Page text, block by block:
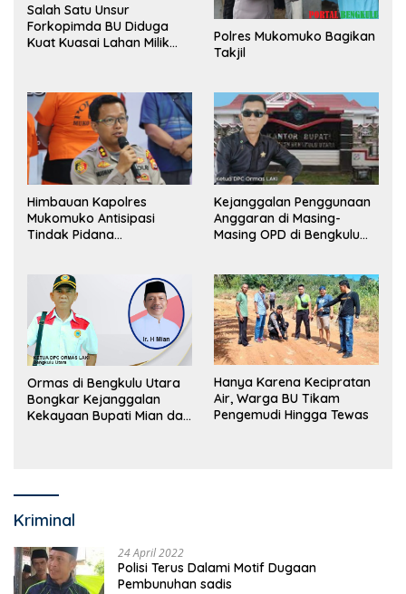
Salah Satu Unsur
Forkopimda BU Diduga
Kuat Kuasai Lahan Milik
Polres Mukomuko Bagikan
Takjil
Himbauan Kapolres
Mukomuko Antisipasi
Tindak Pidana
Kejanggalan Penggunaan
Anggaran di Masing-
Masing OPD di Bengkulu
Ormas di Bengkulu Utara
Bongkar Kejanggalan
Kekayaan Bupati Mian dan
Hanya Karena Kecipratan
Air, Warga BU Tikam
Pengemudi Hingga Tewas
Kriminal
24 April 2022
Polisi Terus Dalami Motif Dugaan
Pembunuhan sadis